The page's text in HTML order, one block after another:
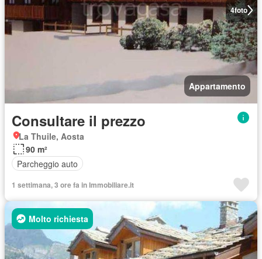
4foto
Appartamento
Consultare il prezzo
La Thuile, Aosta
90 m²
Parcheggio auto
1 settimana, 3 ore fa in Immobiliare.it
Molto richiesta